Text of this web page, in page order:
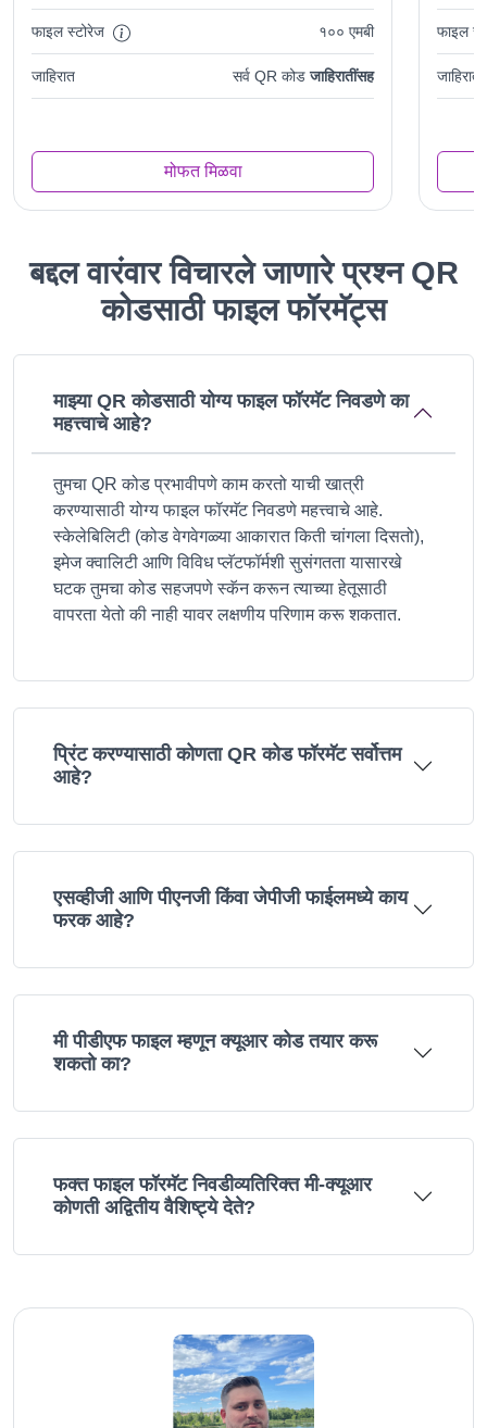
फाइल स्टोरेज १०० एमबी
जाहिरात सर्व QR कोडजाहिरातींसह
मोफत मिळवा
फाइल
जाहिरात
बद्दल वारंवार विचारले जाणारे प्रश्न QR
कोडसाठी फाइल फॉरमॅट्स
माझ्या QR कोडसाठी योग्य फाइल फॉरमॅट निवडणे का
महत्त्वाचे आहे?
तुमचा QR कोड प्रभावीपणे काम करतो याची खात्री
करण्यासाठी योग्य फाइल फॉरमॅट निवडणे महत्त्वाचे आहे.
स्केलेबिलिटी (कोड वेगवेगळ्या आकारात किती चांगला दिसतो),
इमेज क्वालिटी आणि विविध प्लॅटफॉर्मशी सुसंगतता यासारखे
घटक तुमचा कोड सहजपणे स्कॅन करून त्याच्या हेतूसाठी
वापरता येतो की नाही यावर लक्षणीय परिणाम करू शकतात.
प्रिंट करण्यासाठी कोणता QR कोड फॉरमॅट सर्वोत्तम
आहे?
एसव्हीजी आणि पीएनजी किंवा जेपीजी फाईलमध्ये काय
फरक आहे?
मी पीडीएफ फाइल म्हणून क्यूआर कोड तयार करू
शकतो का?
फक्त फाइल फॉरमॅट निवडीव्यतिरिक्त मी-क्यूआर
कोणती अद्वितीय वैशिष्ट्ये देते?